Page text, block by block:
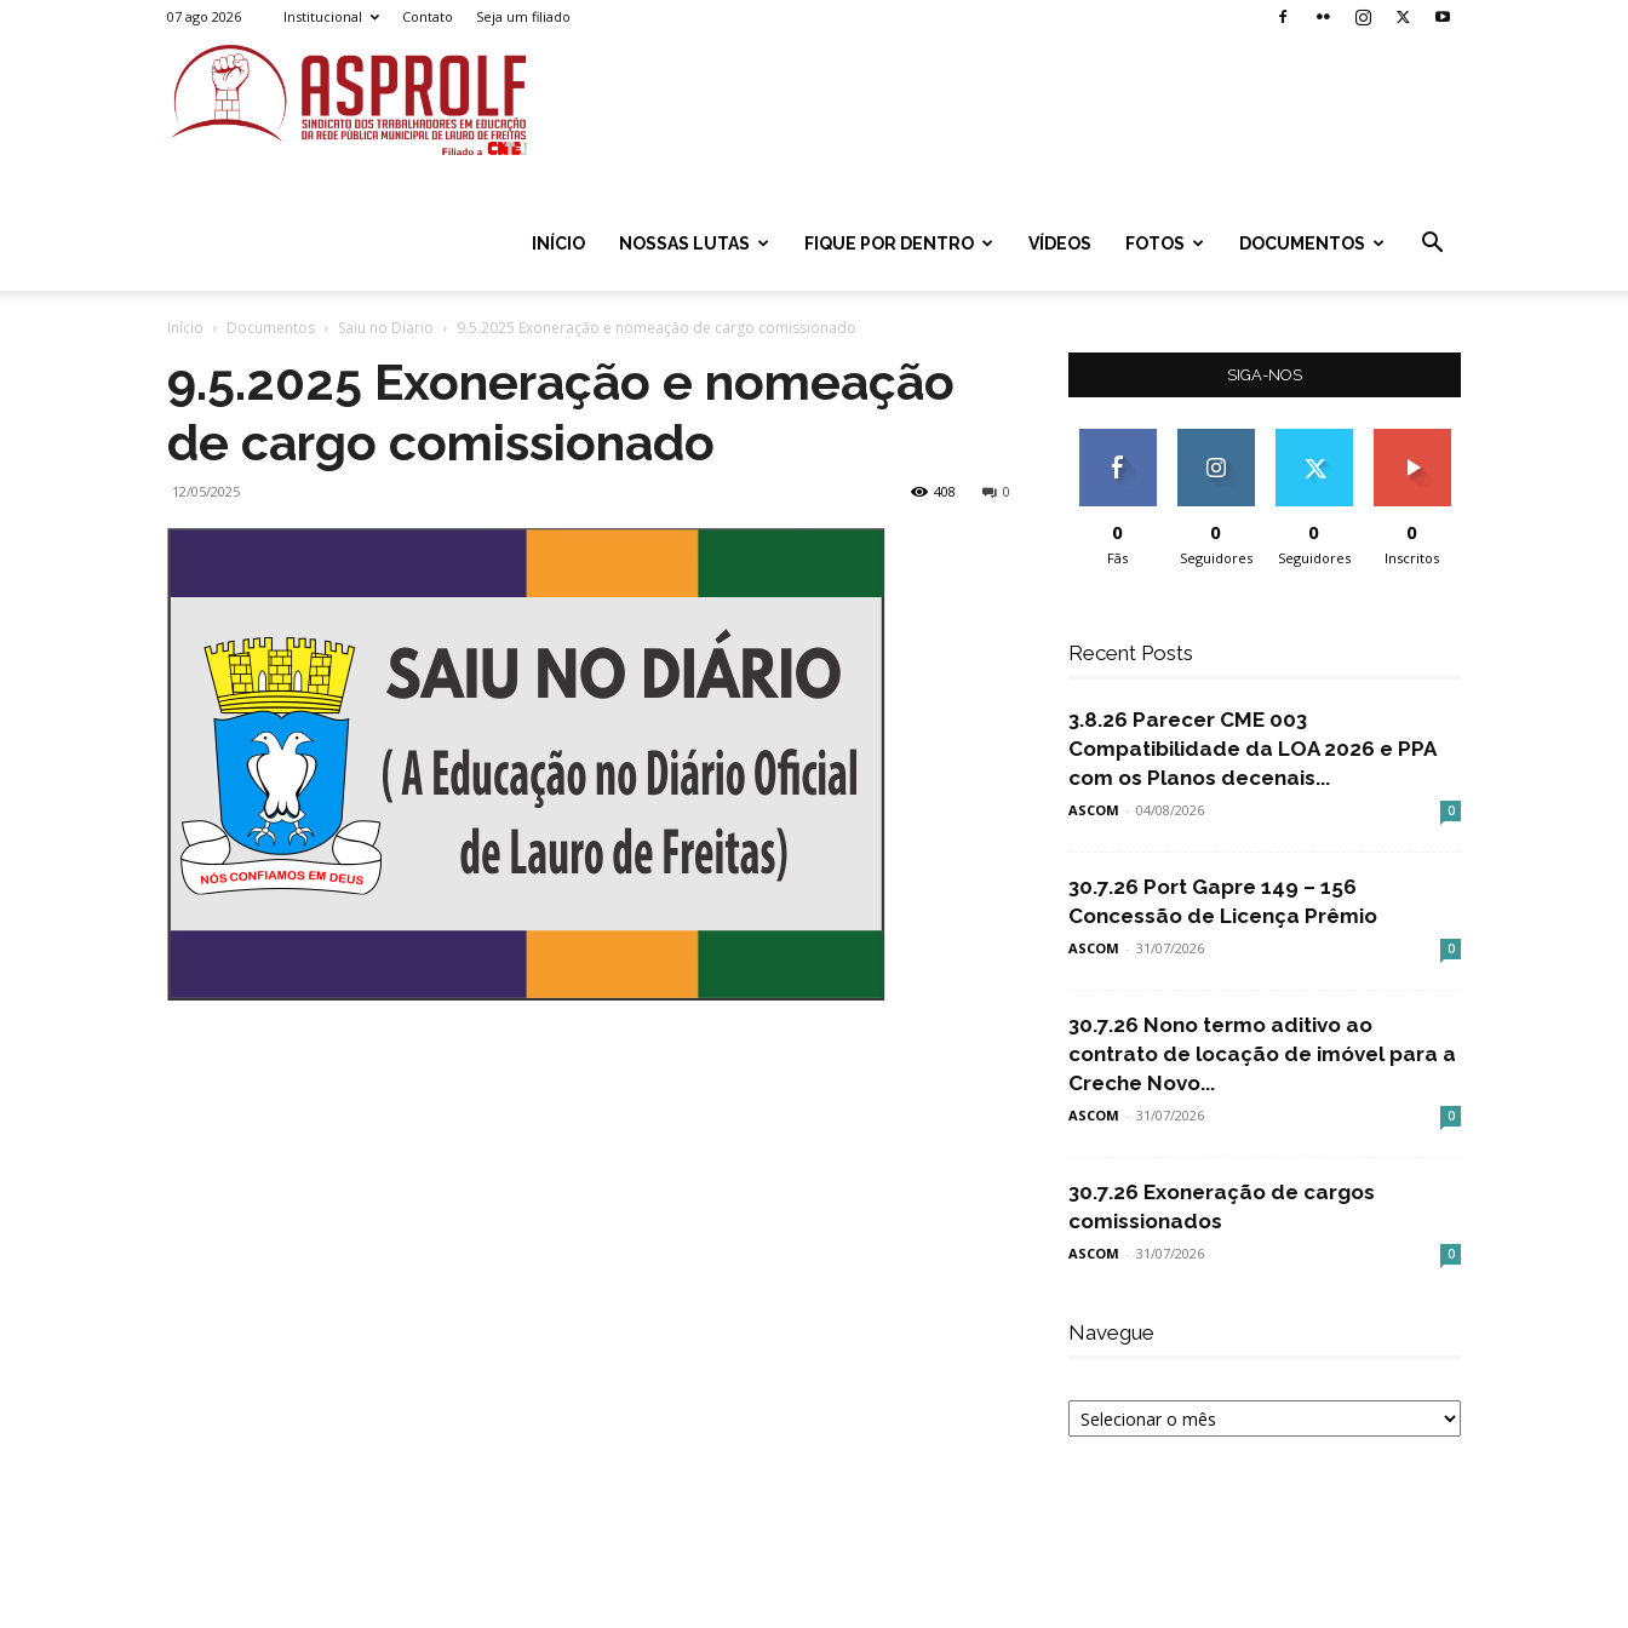
07 ago 2026 Institucional Contato Seja um filiado
INÍCIO NOSSAS LUTAS FIQUE POR DENTRO VÍDEOS FOTOS DOCUMENTOS
Início Documentos Saiu no Diario 9.5.2025 Exoneração e nomeação de cargo comissionado
9.5.2025 Exoneração e nomeação
de cargo comissionado
12/05/2025 0
408
SIGA-NOS
0
Fãs
0
Seguidores
0
Seguidores
0
Inscritos
Recent Posts
3.8.26 Parecer CME 003
Compatibilidade da LOA 2026 e PPA
com os Planos decenais...
ASCOM - 04/08/2026 0
30.7.26 Port Gapre 149 – 156
Concessão de Licença Prêmio
ASCOM - 31/07/2026 0
30.7.26 Nono termo aditivo ao
contrato de locação de imóvel para a
Creche Novo...
ASCOM - 31/07/2026 0
30.7.26 Exoneração de cargos
comissionados
ASCOM - 31/07/2026 0
Navegue
Navegue